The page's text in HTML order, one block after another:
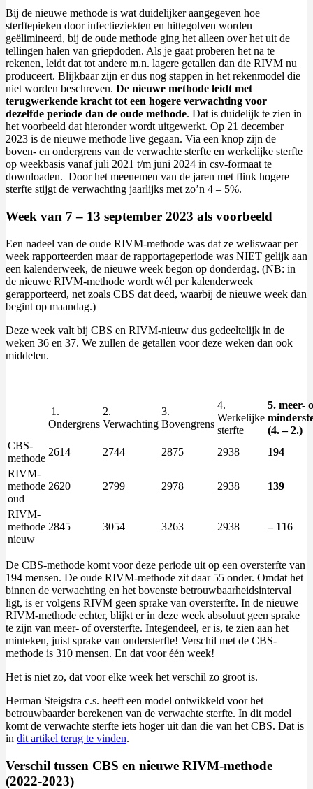
Bij de nieuwe methode is wat duidelijker aangegeven hoe
sterftepieken door infectieziekten en hittegolven worden
geëlimineerd, bij de oude methode ging het alleen over het uit de
tellingen halen van griepdoden. Als je gaat proberen het na te
rekenen, leidt dat tot andere m.n. lagere getallen dan die RIVM nu
produceert. Blijkbaar zijn er dus nog stappen in het rekenmodel die
niet worden beschreven. De nieuwe methode leidt met
terugwerkende kracht tot een hogere verwachting voor
dezelfde periode dan de oude methode. Dat is duidelijk te zien in
het voorbeeld dat hieronder wordt uitgewerkt. Op 21 december
2023 is de nieuwe methode live gegaan. Via een knop zijn de
boven- en ondergrens van de verwachte sterfte en werkelijke sterfte
op weekbasis vanaf juli 2021 t/m juni 2024 in csv-formaat te
downloaden. Door het meenemen van de jaren met flink hogere
sterfte stijgt de verwachting jaarlijks met zo’n 4 – 5%.
Week van 7 – 13 september 2023 als voorbeeld
Een nadeel van de oude RIVM-methode was dat ze weliswaar per
week rapporteerden maar de rapportageperiode was NIET gelijk aan
een kalenderweek, de nieuwe week begon op donderdag. (NB: in
de nieuwe RIVM-methode wordt wél per kalenderweek
gerapporteerd, net zoals CBS dat deed, waarbij de nieuwe week dan
begint op maandag.)
Deze week valt bij CBS en RIVM-nieuw dus gedeeltelijk in de
weken 36 en 37. We zullen de getallen voor deze weken dan ook
middelen.
1.
Ondergrens
2.
Verwachting
3.
Bovengrens
4.
Werkelijke
sterfte
5. meer-
(4. – 2.)
CBS-
methode
2614 2744 2875 2938
194
RIVM-
methode
oud
2620 2799 2978 2938 139
RIVM-
methode
nieuw
2845 3054 3263 2938 – 116
De CBS-methode komt voor deze periode uit op een oversterfte van
194 mensen. De oude RIVM-methode zit daar 55 onder. Omdat het
binnen de verwachting en het bovenste betrouwbaarheidsinterval
ligt, is er volgens RIVM geen sprake van oversterfte. In de nieuwe
RIVM-methode echter, blijkt er in deze week absoluut geen sprake
te zijn van meer- of oversterfte. Integendeel, er is, te zien aan het
minteken, juist sprake van ondersterfte! Verschil met de CBS-
methode is 310 mensen. En dat voor één week!
Het is niet zo, dat voor elke week het verschil zo groot is.
Herman Steigstra c.s. heeft een model ontwikkeld voor het
betrouwbaarder berekenen van de verwachte sterfte. In dit model
komt de verwachte sterfte iets hoger uit dan die van het CBS. Dat is
in dit artikel terug te vinden.
Verschil tussen CBS en nieuwe RIVM-methode
(2022-2023)